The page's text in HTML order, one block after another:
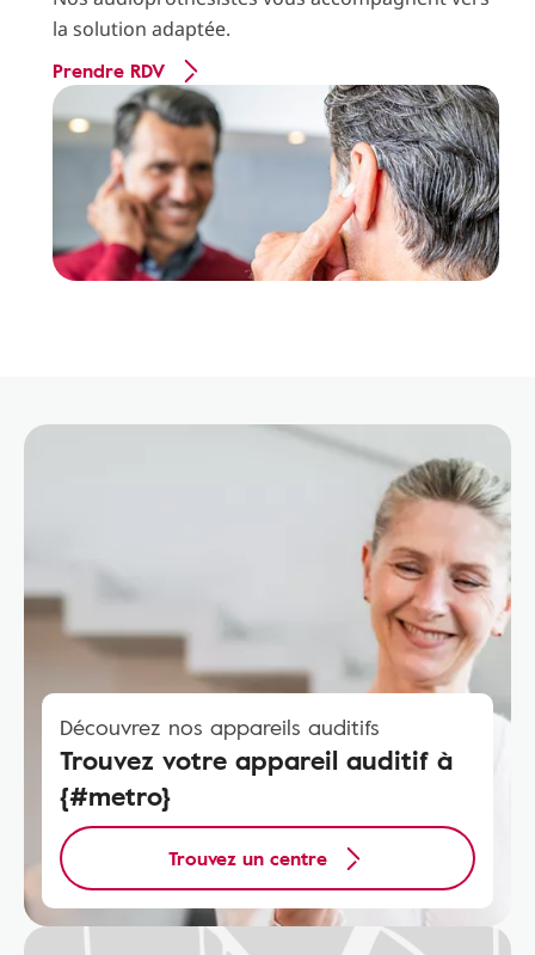
la solution adaptée.
Prendre RDV
Découvrez nos appareils auditifs
Trouvez votre appareil auditif à
{#metro}
Trouvez un centre